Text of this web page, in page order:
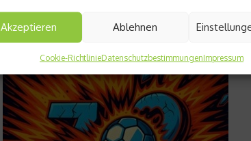
Akzeptieren Ablehnen
Cookie-RichtlinieDatenschutzbestimmungenImpressum